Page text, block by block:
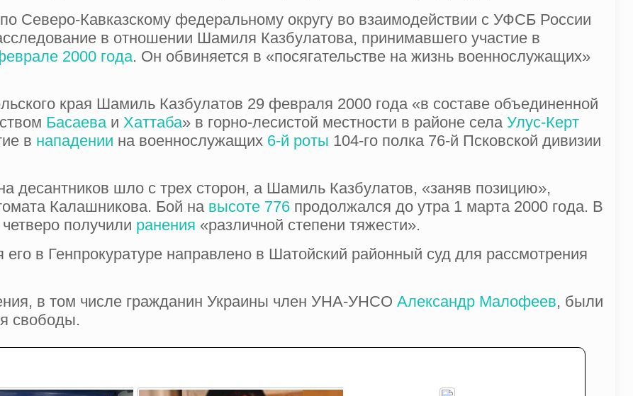
Северо-Кавказскому федеральному округу во взаимодействии с УФСБ России
в отношении Шамиля Казбулатова, принимавшего участие в
2000 года. Он обвиняется в «посягательстве на жизнь военнослужащих»
края Шамиль Казбулатов 29 февраля 2000 года «в составе объединенной
Басаеваи Хаттаба» в горно-лесистой местности в районе села Улус-Керт
в нападении на военнослужащих 6-й роты 104-го полка 76-й Псковской дивизии
десантников шло с трех сторон, а Шамиль Казбулатов, «заняв позицию»,
Калашникова. Бой на высоте 776продолжался до утра 1 марта 2000 года. В
получили ранения «различной степени тяжести».
в Генпрокуратуре направлено в Шатойский районный суд для рассмотрения
в том числе гражданин Украины член УНА-УНСО Александр Малофеев, были
свободы.